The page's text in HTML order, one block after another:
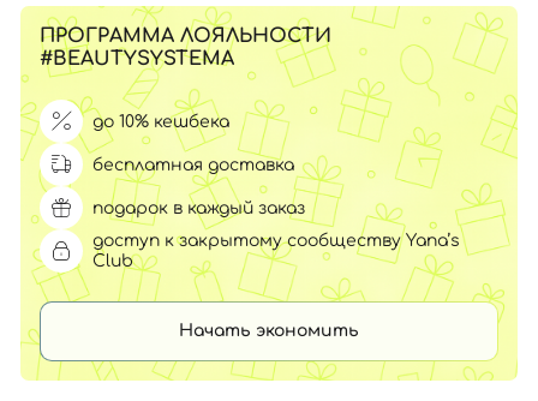
ПРОГРАММА ЛОЯЛЬНОСТИ
#BEAUTYSYSTEMA
до 10% кешбека
бесплатная доставка
подарок в каждый заказ
доступ к закрытому сообществу Yana’s
Club
Начать экономить